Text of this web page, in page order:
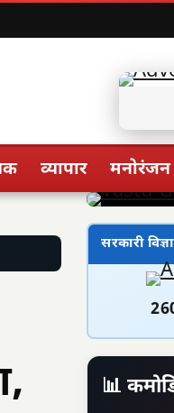
व्यापार मनोरंजन
सरकारी
📊